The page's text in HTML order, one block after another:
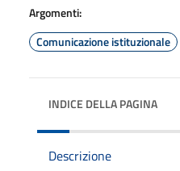
Argomenti:
Comunicazione istituzionale
INDICE DELLA PAGINA
Descrizione